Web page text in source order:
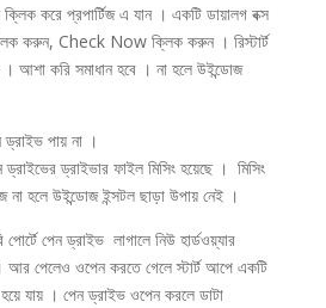
করে প্রপার্টিজ এ যান । একটি ডায়ালগ বক্স
করুন, Check Now ক্লিক করুন । রিস্টার্ট
আশা করি সমাধান হবে । না হলে উইন্ডোজ
পায় না ।
ড্রাইভার ফাইল মিসিং হয়েছে । মিসিং
হলে উইন্ডোজ ইন্সটল ছাড়া উপায় নেই ।
পেন ড্রাইভ লাগালে নিউ হার্ডওয়্যার
আর পেলেও ওপেন করতে গেলে স্টার্ট আপে একটি
যায় । পেন ড্রাইভ ওপেন করলে ডাটা